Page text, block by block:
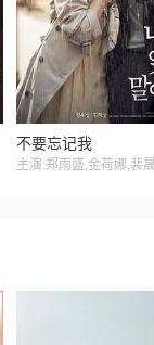
不要忘记我